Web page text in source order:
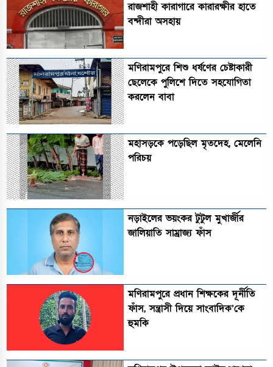
রাজশাহী কারাগারে কারারক্ষীর হাতে
বন্দীরা অসহায়
মণিরামপুরে শিশু ধর্ষণের চেষ্টাকারী
ছেলেকে পুলিশে দিতে সহযোগিতা
করলেন বাবা
মহাসড়কে পড়েছিল মৃতদেহ, মেলেনি
পরিচয়
নড়াইলের ভয়ংকর টুটুল মুখার্জীর
জালিয়াতি সাম্রাজ্য ফাঁস
মণিরামপুরে প্রধান শিক্ষকের দূর্নীতি
ফাঁস, সন্ত্রাসী দিয়ে সাংবাদিক’কে
হুমকি